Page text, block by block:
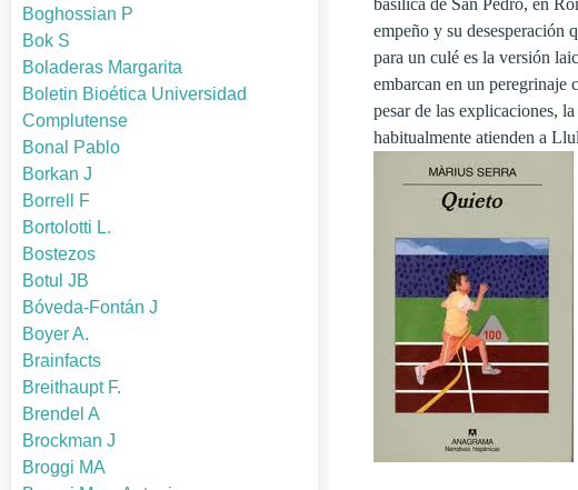
Boghossian P
Bok S
Boladeras Margarita
Boletin Bioética Universidad
Complutense
Bonal Pablo
Borkan J
Borrell F
Bortolotti L.
Bostezos
Botul JB
Bóveda-Fontán J
Boyer A.
Brainfacts
Breithaupt F.
Brendel A
Brockman J
Broggi MA
basílica de San Pedro, en
empeño y su desesperación
para un culé es la versión
embarcan en un peregrinaje
pesar de las explicaciones,
habitualmente atienden a